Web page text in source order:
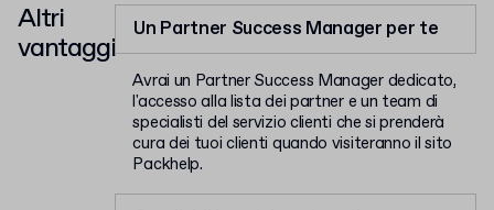
Altri
vantaggi
Un Partner Success Manager per te
Avrai un Partner Success Manager dedicato,
l'accesso alla lista dei partner e un team di
specialisti del servizio clienti che si prenderà
cura dei tuoi clienti quando visiteranno il sito
Packhelp.